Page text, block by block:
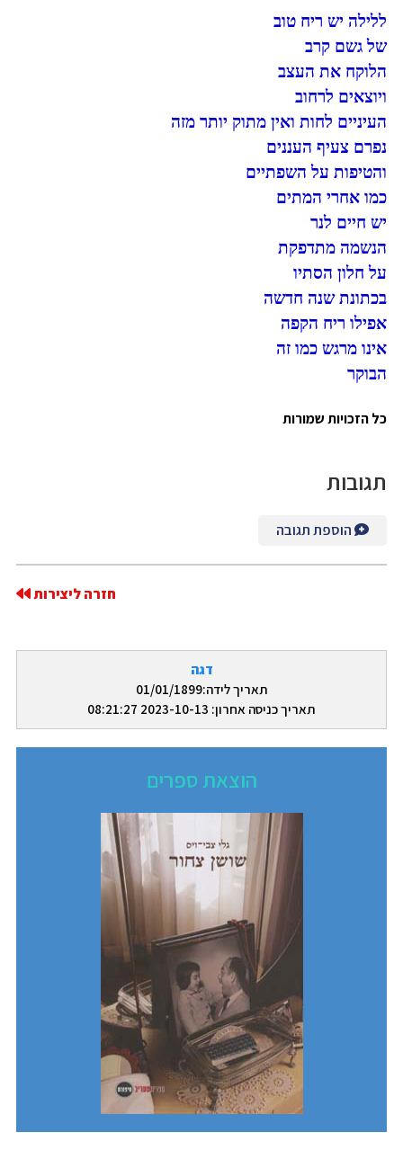
דגה
תאריך לידה:01/01/1899
תאריך כניסה אחרון: 2023-10-13 08:21:27
הוצאת ספרים
ללילה יש ריח טוב
של גשם קרב
הלוקח את העצב
ויוצאים לרחוב
העיניים לחות ואין מתוק יותר מזה
נפרם צעיף העננים
והטיפות על השפתיים
כמו אחרי המתים
יש חיים לנר
הנשמה מתדפקת
על חלון הסתיו
בכתונת שנה חדשה
אפילו ריח הקפה
אינו מרגש כמו זה
הבוקר
כל הזכויות שמורות
תגובות
הוספת תגובה
חזרה ליצירות